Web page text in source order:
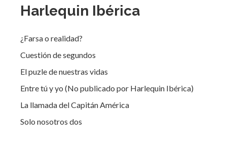
Harlequin Ibérica
¿Farsa o realidad?
Cuestión de segundos
El puzle de nuestras vidas
Entre tú y yo (No publicado por Harlequin Ibérica)
La llamada del Capitán América
Solo nosotros dos